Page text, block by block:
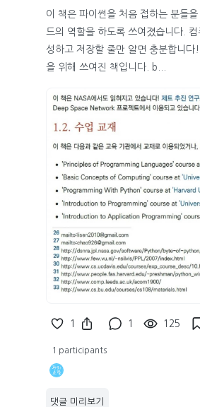
이 책은 파이썬을 처음 접하는 분들을
드의 역할을 하도록 쓰여졌습니다.
성하고 저장할 줄만 알면 충분합니
을 위해 쓰여진 책입니다. b...
1 1 125
1 participants
댓글 미리보기